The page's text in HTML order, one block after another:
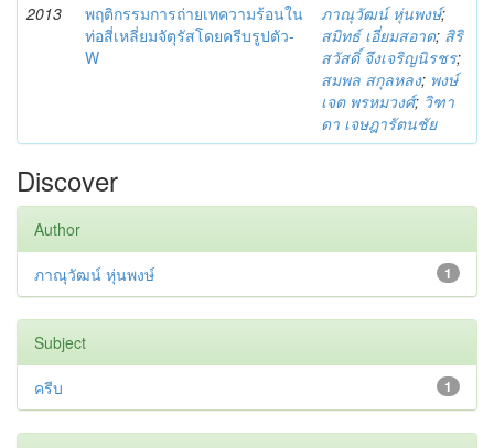
2013
พฤติกรรมการถ่ายเทความร้อนใน
ท่อสี่เหลี่ยมจัตุรัสโดยครีบรูปตัว-
W
ภาณุวัฒน์ หุ่นพงษ์;
สมิทธ์ เอี่ยมสอาด; สิริ
สวัสดิ์ จึงเจริญนิรชร;
สมพล สกุลหลง; พงษ์
เจต พรหมวงศ์; วิฑา
ดา เจษฎารัตนชัย
Discover
Author
1
ภาณุวัฒน์ หุ่นพงษ์
Subject
1
ครีบ